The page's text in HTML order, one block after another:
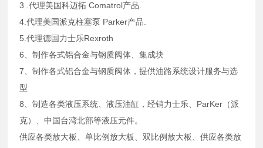
3 .代理美国科迈拓 Comatrol产品.
4.代理美国派克柱塞泵 Parker产品.
5.代理德国力士乐Rexroth
6、制作各式铝合金与钢质阀体、集成块
7、制作各式铝合金与钢质阀体，提供油路系统设计服务与选
型
8、制造各类液压系统、液压油缸，经销力士乐、ParKer（派
克）、中国台湾北部等液压元件。
供应各类放大板、单比例放大板、双比例放大板、供应各类放